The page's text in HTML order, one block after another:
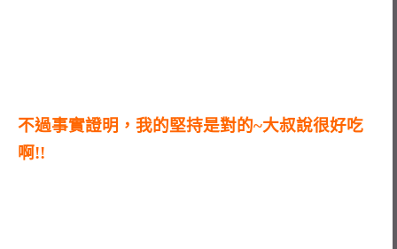
不過事實證明，我的堅持是對的~大叔說很好吃
啊!!